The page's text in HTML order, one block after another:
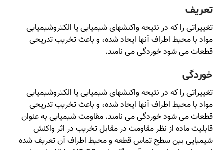
تعریف
تغییراتی را که در نتیجه واکنشهای شیمیایی یا الکتروشیمیایی
مواد با محیط اطراف آنها ایجاد شده، و باعث تخریب تدریجی
قطعات می شود خوردگی می نامند.
خوردگی
تغییراتی را که در نتیجه واکنشهای شیمیایی یا الکتروشیمیایی
مواد با محیط اطراف آنها ایجاد شده، و باعث تخریب تدریجی
قطعات می شود خوردگی می نامند. مقاومت شیمیایی به عنوان
قابلیت ماده از نظر مقاومت در مقابل تخریب در اثر واکنش
شیمیایی بین سطح تماس قطعه و محیط اطراف آن تعریف شده